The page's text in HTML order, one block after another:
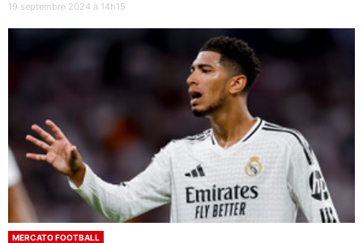
19 septembre 2024 à 14h15
MERCATO FOOTBALL